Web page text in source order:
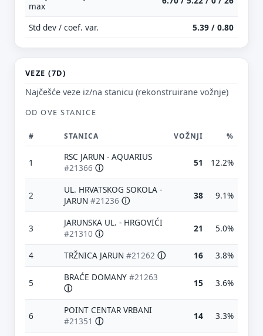
max
Std dev / coef. var. 5.39 / 0.80
VEZE (7D)
Najčešće veze iz/na stanicu (rekonstruirane vožnje)
OD OVE STANICE
# STANICA VOŽNJI %
1
RSC JARUN - AQUARIUS
#21366 ⓘ 51 12.2%
2
UL. HRVATSKOG SOKOLA -
JARUN #21236 ⓘ 38 9.1%
3
JARUNSKA UL. - HRGOVIĆI
#21310 ⓘ 21 5.0%
4 TRŽNICA JARUN #21262 ⓘ 16 3.8%
5
BRAĆE DOMANY #21263
ⓘ
15 3.6%
6
POINT CENTAR VRBANI
#21351 ⓘ 14 3.3%